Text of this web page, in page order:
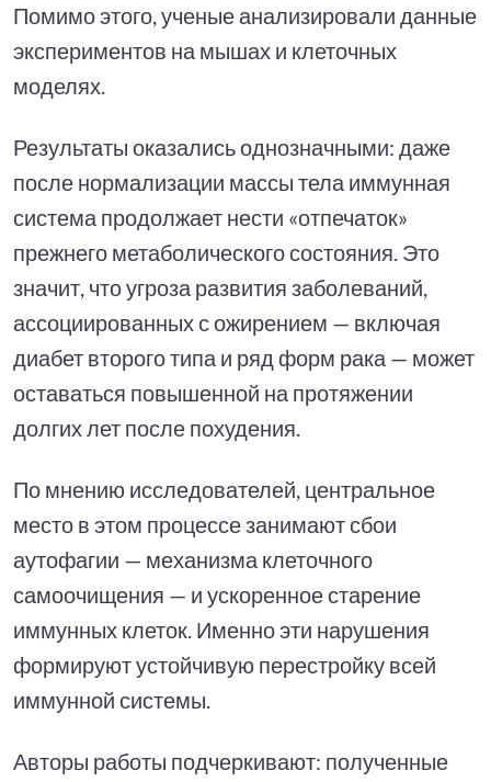
Помимо этого, ученые анализировали данные
экспериментов на мышах и клеточных
моделях.
Результаты оказались однозначными: даже
после нормализации массы тела иммунная
система продолжает нести «отпечаток»
прежнего метаболического состояния. Это
значит, что угроза развития заболеваний,
ассоциированных с ожирением — включая
диабет второго типа и ряд форм рака — может
оставаться повышенной на протяжении
долгих лет после похудения.
По мнению исследователей, центральное
место в этом процессе занимают сбои
аутофагии — механизма клеточного
самоочищения — и ускоренное старение
иммунных клеток. Именно эти нарушения
формируют устойчивую перестройку всей
иммунной системы.
Авторы работы подчеркивают: полученные